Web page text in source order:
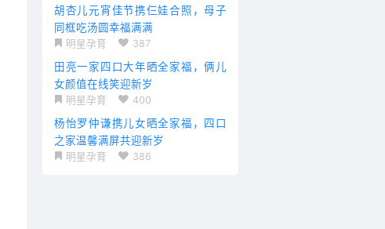
胡杏儿元宵佳节携仨娃合照，母子
同框吃汤圆幸福满满
明星孕育 387
田亮一家四口大年晒全家福，俩儿
女颜值在线笑迎新岁
明星孕育 400
杨怡罗仲谦携儿女晒全家福，四口
之家温馨满屏共迎新岁
明星孕育 386